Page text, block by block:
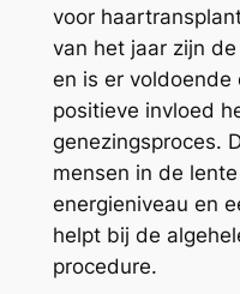
voor
van het jaar zijn
en is er
positieve invloed
genezingsproces.
mensen in de
energieniveau en
helpt bij de
procedure.